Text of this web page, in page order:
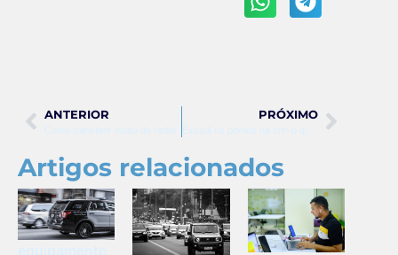
ANTERIOR PRÓXIMO
Artigos relacionados